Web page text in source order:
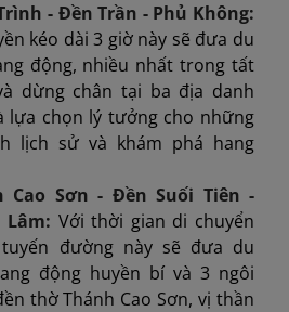
- Đền Trần - Phủ Không:
kéo dài 3 giờ này sẽ đưa du
động, nhiều nhất trong tất
dừng chân tại ba địa danh
lựa chọn lý tưởng cho những
lịch sử và khám phá hang
Cao Sơn - Đền Suối Tiên -
Lâm: Với thời gian di chuyển
đường này sẽ đưa du
động huyền bí và 3 ngôi
thờ Thánh Cao Sơn, vị thần